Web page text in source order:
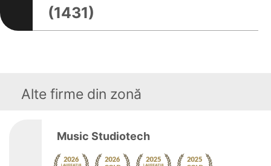
(1431)
Alte firme din zonă
Music Studiotech